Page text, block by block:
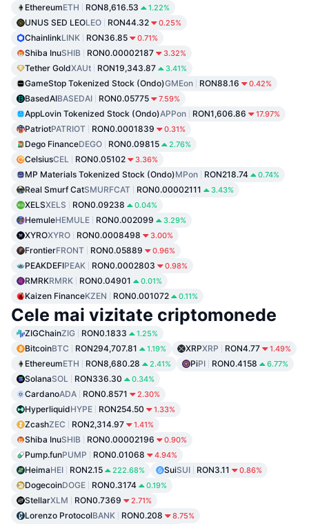
EthereumETH RON8,616.53 1.22%
UNUS SED LEOLEO RON44.32 0.25%
ChainlinkLINK RON36.85 0.71%
Shiba InuSHIB RON0.00002187 3.32%
Tether GoldXAUt RON19,343.87 3.41%
GameStop Tokenized Stock (Ondo)GMEon RON88.16 0.42%
BasedAIBASEDAI RON0.05775 7.59%
AppLovin Tokenized Stock (Ondo)APPon RON1,606.86 17.97%
PatriotPATRIOT RON0.0001839 0.31%
Dego FinanceDEGO RON0.09815 2.76%
CelsiusCEL RON0.05102 3.36%
MP Materials Tokenized Stock (Ondo)MPon RON218.74 0.74%
Real Smurf CatSMURFCAT RON0.00002111 3.43%
XELSXELS RON0.09238 0.04%
HemuleHEMULE RON0.002099 3.29%
XYROXYRO RON0.0008498 3.00%
FrontierFRONT RON0.05889 0.96%
PEAKDEFIPEAK RON0.0002803 0.98%
RMRKRMRK RON0.04901 0.01%
Kaizen FinanceKZEN RON0.001072 0.11%
Cele mai vizitate criptomonede
ZIGChainZIG RON0.1833 1.25%
BitcoinBTC RON294,707.81 1.19% XRPXRP RON4.77 1.49%
EthereumETH RON8,680.28 2.41% PiPI RON0.4158 6.77%
SolanaSOL RON336.30 0.34%
CardanoADA RON0.8571 2.30%
HyperliquidHYPE RON254.50 1.33%
ZcashZEC RON2,314.97 1.41%
Shiba InuSHIB RON0.00002196 0.90%
Pump.funPUMP RON0.01068 4.94%
HeimaHEI RON2.15 222.68% SuiSUI RON3.11 0.86%
DogecoinDOGE RON0.3174 0.19%
StellarXLM RON0.7369 2.71%
Lorenzo ProtocolBANK RON0.208 8.75%